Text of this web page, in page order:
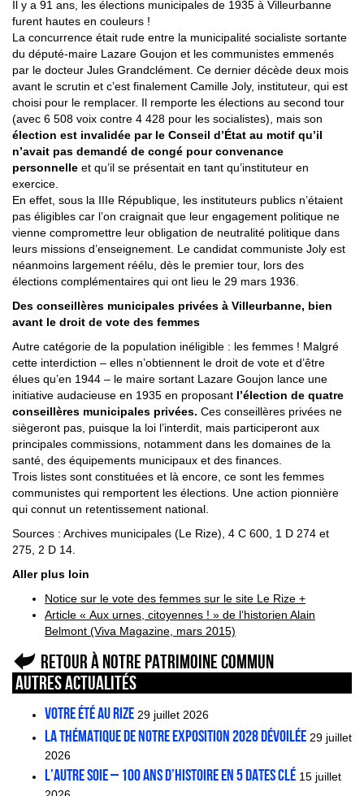
Il y a 91 ans, les élections municipales de 1935 à Villeurbanne
furent hautes en couleurs !
La concurrence était rude entre la municipalité socialiste sortante
du député-maire Lazare Goujon et les communistes emmenés
par le docteur Jules Grandclément. Ce dernier décède deux mois
avant le scrutin et c’est finalement Camille Joly, instituteur, qui est
choisi pour le remplacer. Il remporte les élections au second tour
(avec 6 508 voix contre 4 428 pour les socialistes), mais son
élection est invalidée par le Conseil d’État au motif qu’il
n’avait pas demandé de congé pour convenance
personnelle et qu’il se présentait en tant qu’instituteur en
exercice.
En effet, sous la IIIe République, les instituteurs publics n’étaient
pas éligibles car l’on craignait que leur engagement politique ne
vienne compromettre leur obligation de neutralité politique dans
leurs missions d’enseignement. Le candidat communiste Joly est
néanmoins largement réélu, dès le premier tour, lors des
élections complémentaires qui ont lieu le 29 mars 1936.
Des conseillères municipales privées à Villeurbanne, bien
avant le droit de vote des femmes
Autre catégorie de la population inéligible : les femmes ! Malgré
cette interdiction – elles n’obtiennent le droit de vote et d’être
élues qu’en 1944 – le maire sortant Lazare Goujon lance une
initiative audacieuse en 1935 en proposant l’élection de quatre
conseillères municipales privées. Ces conseillères privées ne
siègeront pas, puisque la loi l’interdit, mais participeront aux
principales commissions, notamment dans les domaines de la
santé, des équipements municipaux et des finances.
Trois listes sont constituées et là encore, ce sont les femmes
communistes qui remportent les élections. Une action pionnière
qui connut un retentissement national.
Sources : Archives municipales (Le Rize), 4 C 600, 1 D 274 et
275, 2 D 14.
Aller plus loin
Notice sur le vote des femmes sur le site Le Rize +
Article « Aux urnes, citoyennes ! » de l’historien Alain
Belmont (Viva Magazine, mars 2015)
Retour à Notre patrimoine commun
Autres actualités
VOTRE ÉTÉ AU RIZE 29 juillet 2026
La thématique de notre exposition 2028 dévoilée 29 juillet
2026
L’AUTRE SOIE – 100 ans d’histoire en 5 dates clé 15 juillet